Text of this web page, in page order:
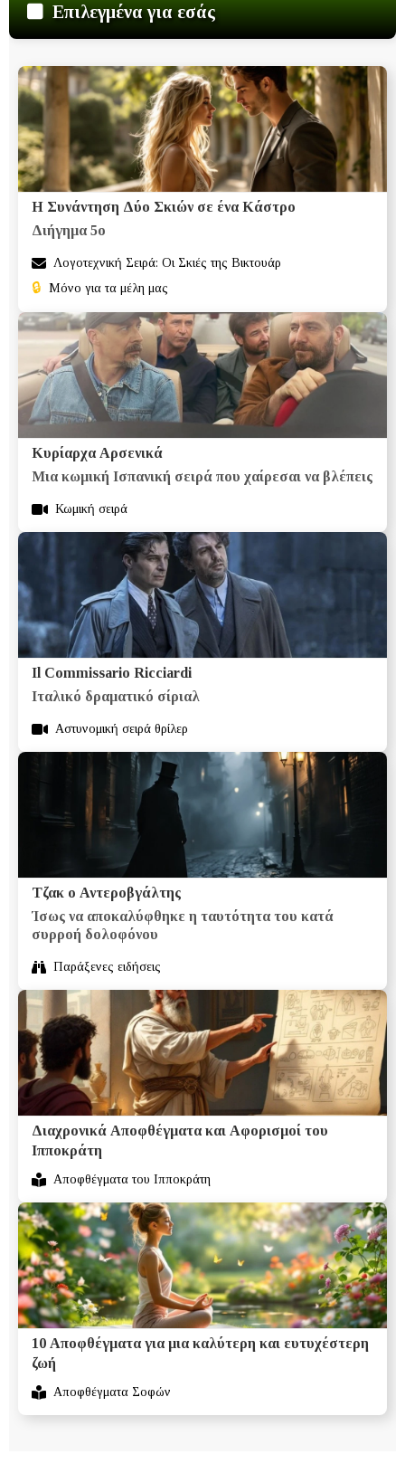
Επιλεγμένα για εσάς
Η Συνάντηση Δύο Σκιών σε ένα Κάστρο
Διήγημα 5ο
Λογοτεχνική Σειρά: Οι Σκιές της Βικτουάρ
🔒 Μόνο για τα μέλη μας
Κυρίαρχα Αρσενικά
Μια κωμική Ισπανική σειρά που χαίρεσαι να βλέπεις
Κωμική σειρά
Il Commissario Ricciardi
Ιταλικό δραματικό σίριαλ
Αστυνομική σειρά θρίλερ
Τζακ ο Αντεροβγάλτης
Ίσως να αποκαλύφθηκε η ταυτότητα του κατά
συρροή δολοφόνου
Παράξενες ειδήσεις
Διαχρονικά Αποφθέγματα και Αφορισμοί του
Ιπποκράτη
Αποφθέγματα του Ιπποκράτη
10 Αποφθέγματα για μια καλύτερη και ευτυχέστερη
ζωή
Αποφθέγματα Σοφών